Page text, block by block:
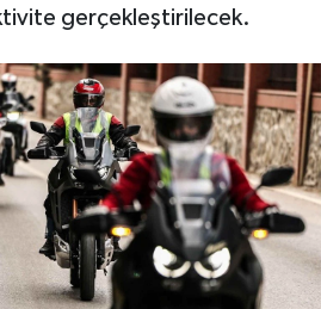
gerçekleştirilecek.